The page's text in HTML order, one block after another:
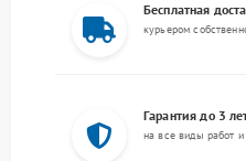
Бесплатная
курьером
Гарантия до 3
на все виды работ и